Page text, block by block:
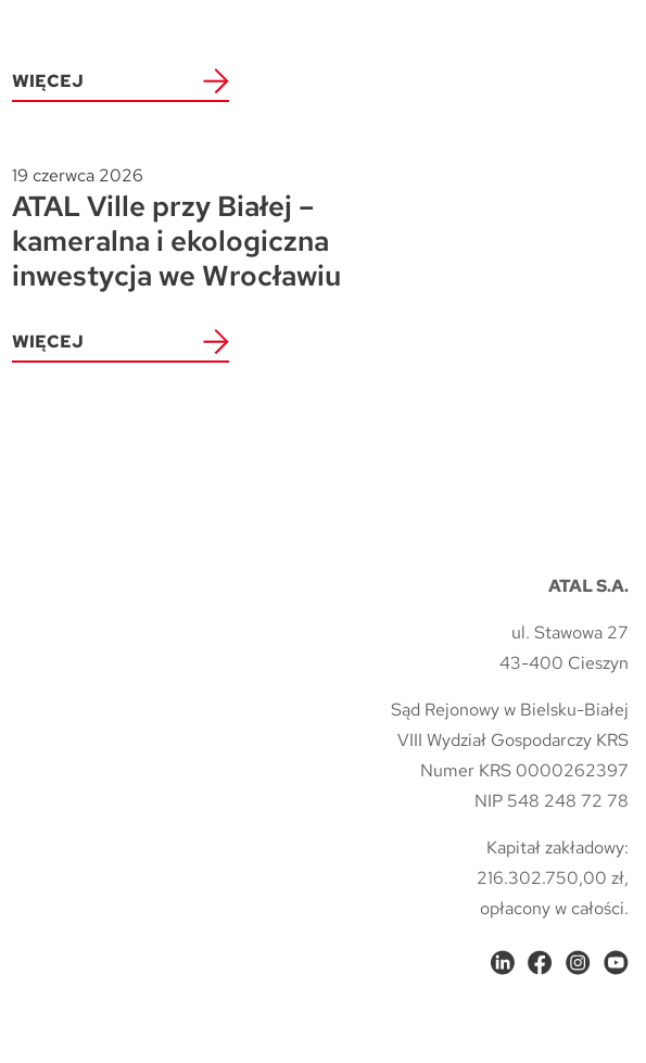
WIĘCEJ
19 czerwca 2026
ATAL Ville przy Białej –
kameralna i ekologiczna
inwestycja we Wrocławiu
WIĘCEJ
ATAL S.A.
ul. Stawowa 27
43-400 Cieszyn
Sąd Rejonowy w Bielsku-Białej
VIII Wydział Gospodarczy KRS
Numer KRS 0000262397
NIP 548 248 72 78
Kapitał zakładowy:
216.302.750,00 zł,
opłacony w całości.